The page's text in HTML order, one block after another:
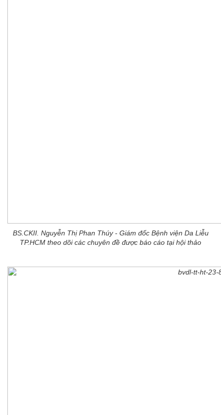
BS.CKII. Nguyễn Thị Phan Thúy - Giám đốc Bệnh viện Da Liễu
TP.HCM theo dõi các chuyên đề được báo cáo tại hội thảo